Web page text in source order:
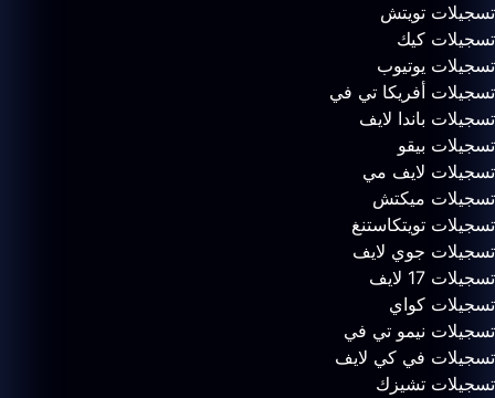
تسجيلات تويتش
تسجيلات كيك
تسجيلات يوتيوب
تسجيلات أفريكا تي في
تسجيلات باندا لايف
تسجيلات بيقو
تسجيلات لايف مي
تسجيلات ميكتش
تسجيلات تويتكاستنغ
تسجيلات جوي لايف
تسجيلات 17 لايف
تسجيلات كواي
تسجيلات نيمو تي في
تسجيلات في كي لايف
تسجيلات تشيزك